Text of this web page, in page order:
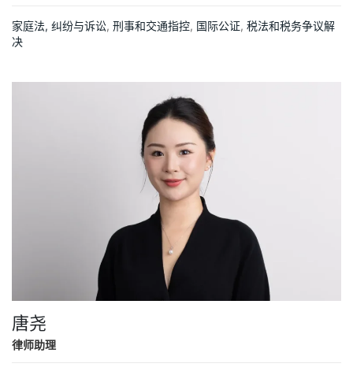
家庭法, 纠纷与诉讼, 刑事和交通指控, 国际公证, 税法和税务争议解
决
唐尧
律师助理